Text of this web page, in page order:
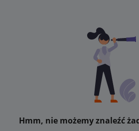
Hmm, nie możemy znaleźć